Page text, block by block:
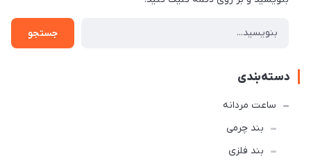
جستجو
دسته‌بندی
ساعت مردانه
بند چرمی
بند فلزی